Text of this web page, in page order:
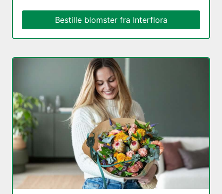
Bestille blomster fra Interflora